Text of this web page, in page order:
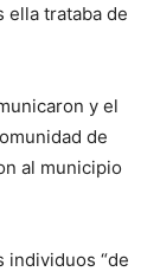
ella trataba de
y el
de
al municipio
individuos “de